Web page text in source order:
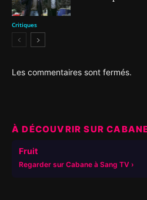
Critiques
Les commentaires sont fermés.
À DÉCOUVRIR SUR
Fruit
Regarder sur Cabane à Sang TV